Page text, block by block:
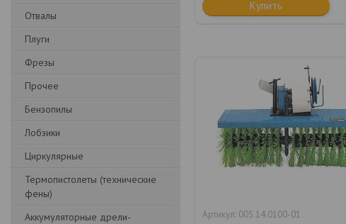
Отвалы
Плуги
Фрезы
Прочее
Бензопилы
Лобзики
Циркулярные
Термопистолеты (технические
фены)
Аккумуляторные дрели-
Купить
005.14.0100-01